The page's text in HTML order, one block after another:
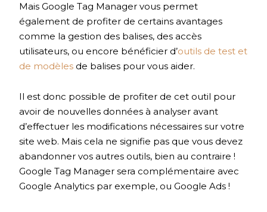
Mais Google Tag Manager vous permet
également de profiter de certains avantages
comme la gestion des balises, des accès
utilisateurs, ou encore bénéficier d’outils de test et
de modèles de balises pour vous aider.
Il est donc possible de profiter de cet outil pour
avoir de nouvelles données à analyser avant
d’effectuer les modifications nécessaires sur votre
site web. Mais cela ne signifie pas que vous devez
abandonner vos autres outils, bien au contraire !
Google Tag Manager sera complémentaire avec
Google Analytics par exemple, ou Google Ads !